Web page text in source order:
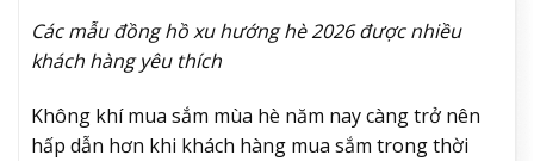
Các mẫu đồng hồ xu hướng hè 2026 được nhiều
khách hàng yêu thích
Không khí mua sắm mùa hè năm nay càng trở nên
hấp dẫn hơn khi khách hàng mua sắm trong thời